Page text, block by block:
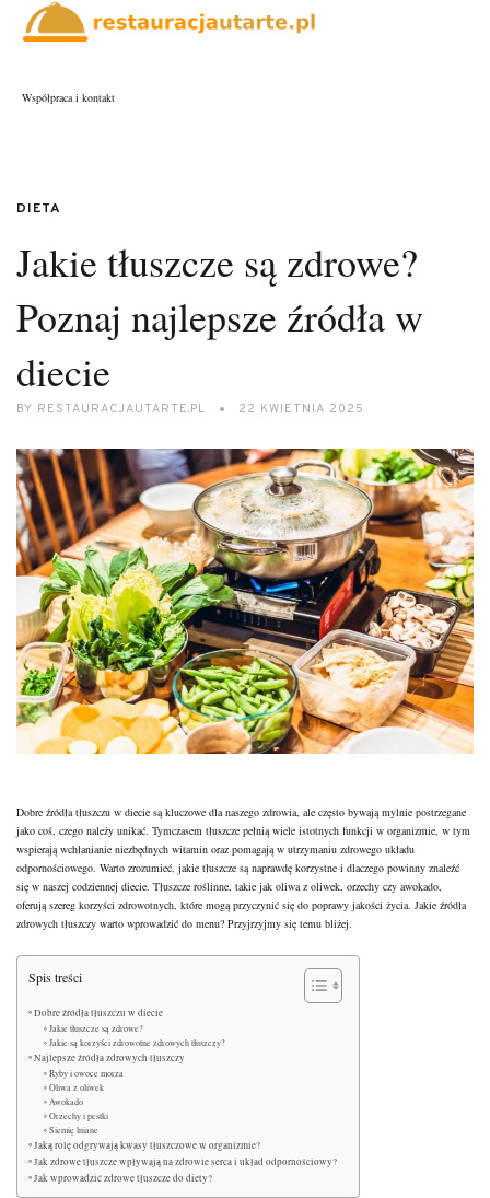
Współpraca i kontakt
DIETA
Jakie tłuszcze są zdrowe?
Poznaj najlepsze źródła w
diecie
BY RESTAURACJAUTARTE.PL 22 KWIETNIA 2025
Dobre źródła tłuszczu w diecie są kluczowe dla naszego zdrowia, ale często bywają mylnie postrzegane
jako coś, czego należy unikać. Tymczasem tłuszcze pełnią wiele istotnych funkcji w organizmie, w tym
wspierają wchłanianie niezbędnych witamin oraz pomagają w utrzymaniu zdrowego układu
odpornościowego. Warto zrozumieć, jakie tłuszcze są naprawdę korzystne i dlaczego powinny znaleźć
się w naszej codziennej diecie. Tłuszcze roślinne, takie jak oliwa z oliwek, orzechy czy awokado,
oferują szereg korzyści zdrowotnych, które mogą przyczynić się do poprawy jakości życia. Jakie źródła
zdrowych tłuszczy warto wprowadzić do menu? Przyjrzyjmy się temu bliżej.
Spis treści
Dobre źródła tłuszczu w diecie
Jakie tłuszcze są zdrowe?
Jakie są korzyści zdrowotne zdrowych tłuszczy?
Najlepsze źródła zdrowych tłuszczy
Ryby i owoce morza
Oliwa z oliwek
Awokado
Orzechy i pestki
Siemię lniane
Jaką rolę odgrywają kwasy tłuszczowe w organizmie?
Jak zdrowe tłuszcze wpływają na zdrowie serca i układ odpornościowy?
Jak wprowadzić zdrowe tłuszcze do diety?